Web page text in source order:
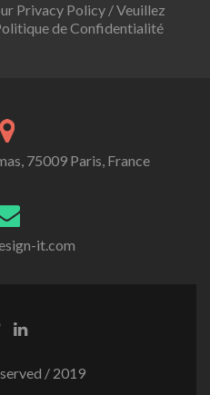
Privacy Policy / Veuillez
de Confidentialité
75009 Paris, France
it.com
/ 2019